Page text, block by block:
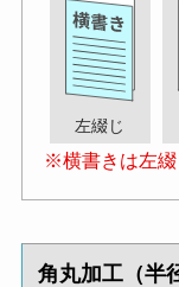
左綴じ
※横書きは左綴
角丸加工（半